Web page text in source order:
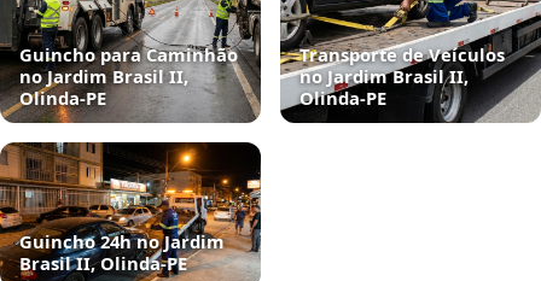
Guincho para Caminhão
no Jardim Brasil II,
Olinda‑PE
Transporte de Veículos
no Jardim Brasil II,
Olinda‑PE
Guincho 24h no Jardim
Brasil II, Olinda‑PE